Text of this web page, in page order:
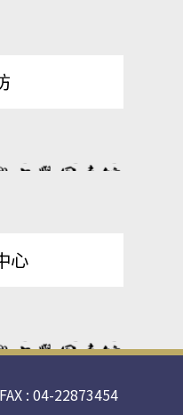
心
: 04-22873454